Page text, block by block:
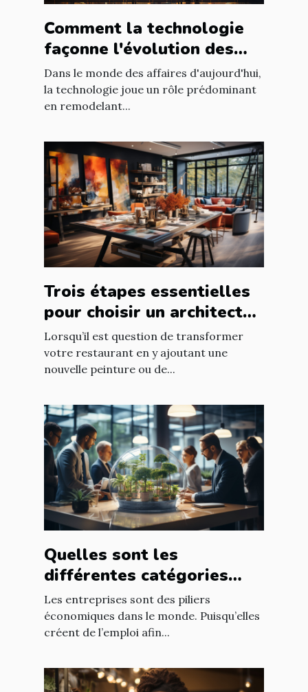
Comment la technologie
façonne l'évolution des
entreprises
Dans le monde des affaires d'aujourd'hui,
la technologie joue un rôle prédominant
en remodelant...
Trois étapes essentielles
pour choisir un architecte
d’intérieur
Lorsqu’il est question de transformer
votre restaurant en y ajoutant une
nouvelle peinture ou de...
Quelles sont les
différentes catégories
d’entreprise ?
Les entreprises sont des piliers
économiques dans le monde. Puisqu’elles
créent de l’emploi afin...